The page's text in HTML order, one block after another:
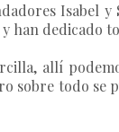
Isabel
y han dedicado
allí
sobre todo